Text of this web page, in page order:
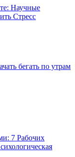
Научные
Стресс
бегать по утрам
7 Рабочих